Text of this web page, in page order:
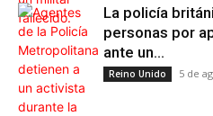
La policía
personas por
ante un...
Reino Unido 5 de